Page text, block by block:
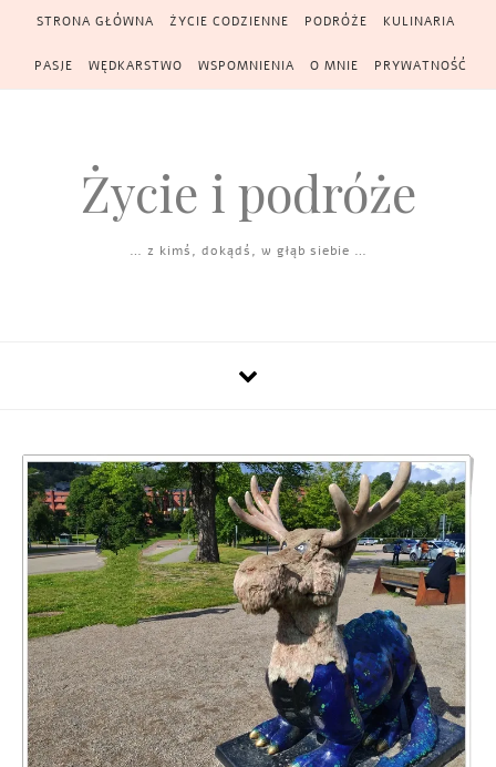
Skip to content
STRONA GŁÓWNA ŻYCIE CODZIENNE PODRÓŻE KULINARIA
PASJE WĘDKARSTWO WSPOMNIENIA O MNIE PRYWATNOŚĆ
Życie i podróże
… z kimś, dokądś, w głąb siebie …